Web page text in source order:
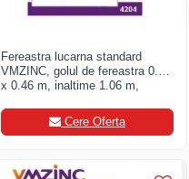
Fereastra lucarna standard
VMZINC, golul de fereastra 0.75
x 0.46 m, inaltime 1.06 m,
Cere Oferta